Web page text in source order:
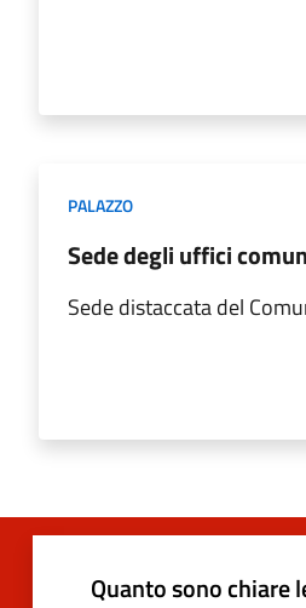
PALAZZO
Sede degli uffici
Sede distaccata del
Quanto sono chiare